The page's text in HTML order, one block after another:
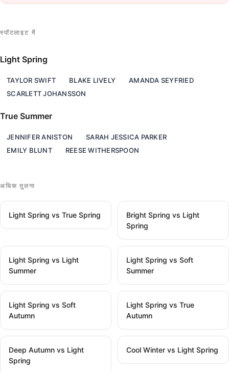
स्पॉटलाइट में
Light Spring
TAYLOR SWIFT BLAKE LIVELY
AMANDA SEYFRIED
SCARLETT JOHANSSON
True Summer
JENNIFER ANISTON
SARAH JESSICA PARKER
EMILY BLUNT
REESE WITHERSPOON
अधिक तुलना
Light Spring vs True Spring
Bright Spring vs Light
Spring
Light Spring vs Light
Summer
Light Spring vs Soft
Summer
Light Spring vs Soft
Autumn
Light Spring vs True
Autumn
Deep Autumn vs Light
Spring
Cool Winter vs Light Spring